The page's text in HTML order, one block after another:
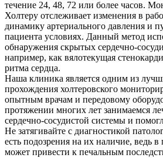
течение 24, 48, 72 или более часов.
Холтеру отслеживает изменения в
динамику артериального давления и
пациента условиях. Данный метод
обнаружения скрытых сердечно-
например, как вялотекущая
ритма сердца.
Наша клиника является одним из
прохождения холтеровского
опытным врачам и передовому
протяжении многих лет занимаемся
сердечно-сосудистой системы и
Не затягивайте с диагностикой
есть подозрения на их наличие, ведь
может привести к печальным